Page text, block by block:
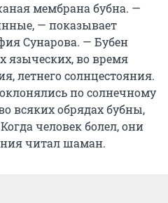
мембрана бубна. —
— показывает
Сунарова. — Бубен
языческих, во время
летнего солнцестояния.
по солнечному
всяких обрядах бубны,
человек болел, они
читал шаман.